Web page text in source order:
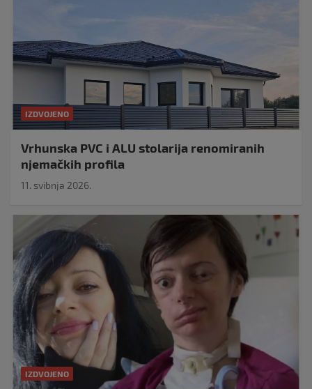
IZDVOJENO
Vrhunska PVC i ALU stolarija renomiranih
njemačkih profila
11. svibnja 2026.
IZDVOJENO